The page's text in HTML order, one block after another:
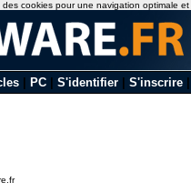
PC S'identifier S'inscrire
des cookies pour une navigation optimale